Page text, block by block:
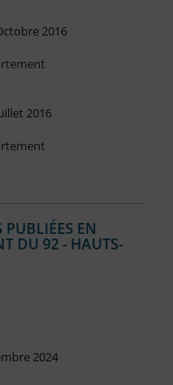
2016
2016
EN
DU 92 - HAUTS-
2024